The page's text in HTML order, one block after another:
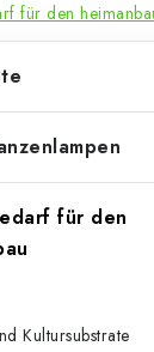
für den
für den
Kultursubstrate